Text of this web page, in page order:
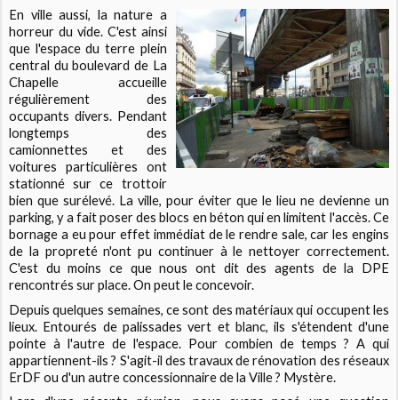
En ville aussi, la nature a
horreur du vide. C'est ainsi
que l'espace du terre plein
central du boulevard de La
Chapelle accueille
régulièrement des
occupants divers. Pendant
longtemps des
camionnettes et des
voitures particulières ont
stationné sur ce trottoir
bien que surélevé. La ville, pour éviter que le lieu ne devienne un
parking, y a fait poser des blocs en béton qui en limitent l'accès. Ce
bornage a eu pour effet immédiat de le rendre sale, car les engins
de la propreté n'ont pu continuer à le nettoyer correctement.
C'est du moins ce que nous ont dit des agents de la DPE
rencontrés sur place. On peut le concevoir.
Depuis quelques semaines, ce sont des matériaux qui occupent les
lieux. Entourés de palissades vert et blanc, ils s'étendent d'une
pointe à l'autre de l'espace. Pour combien de temps ? A qui
appartiennent-ils ? S'agit-il des travaux de rénovation des réseaux
ErDF ou d'un autre concessionnaire de la Ville ? Mystère.